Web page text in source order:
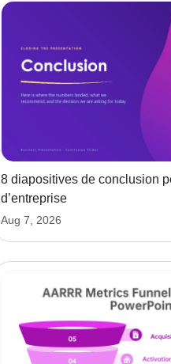
8 diapositives de conclusion
d’entreprise
Aug 7, 2026